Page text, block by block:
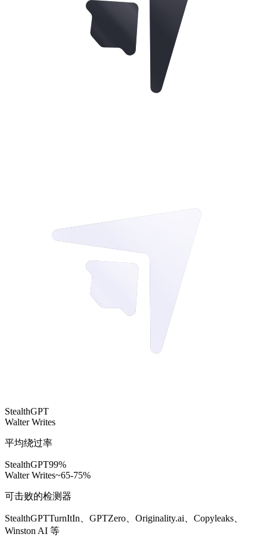
StealthGPT
Walter Writes
平均绕过率
StealthGPT99%
Walter Writes~65-75%
可击败的检测器
StealthGPTTurnItIn、GPTZero、Originality.ai、Copyleaks、
Winston AI 等